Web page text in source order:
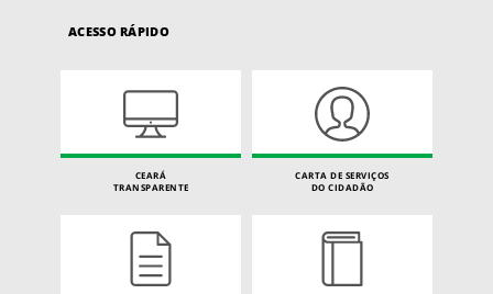
ACESSO RÁPIDO
CEARÁ
TRANSPARENTE
CARTA DE SERVIÇOS
DO CIDADÃO